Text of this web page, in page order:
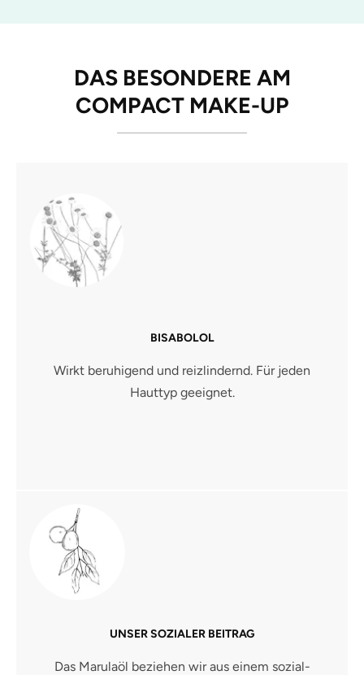
DAS BESONDERE AM
COMPACT MAKE-UP
BISABOLOL
Wirkt beruhigend und reizlindernd. Für jeden
Hauttyp geeignet.
UNSER SOZIALER BEITRAG
Das Marulaöl beziehen wir aus einem sozial-